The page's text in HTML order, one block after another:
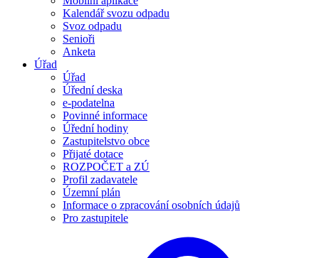
Kalendář svozu odpadu
Svoz odpadu
Senioři
Anketa
Úřad
Úřad
Úřední deska
e-podatelna
Povinné informace
Úřední hodiny
Zastupitelstvo obce
Přijaté dotace
ROZPOČET a ZÚ
Profil zadavatele
Územní plán
Informace o zpracování osobních údajů
Pro zastupitele